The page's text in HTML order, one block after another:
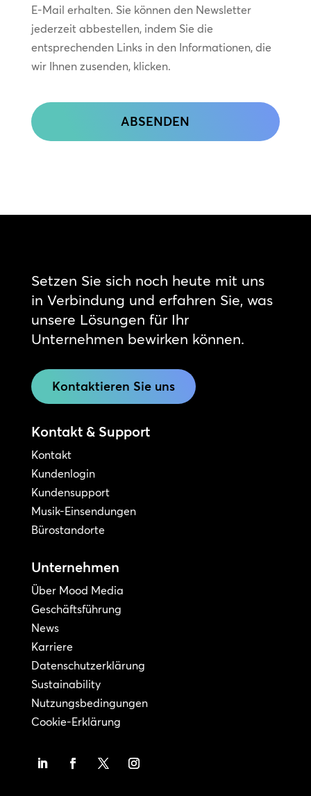
bleiben
E-Mail erhalten. Sie können den Newsletter
jederzeit abbestellen, indem Sie die
entsprechenden Links in den Informationen, die
wir Ihnen zusenden, klicken.
Setzen Sie sich noch heute mit uns
in Verbindung und erfahren Sie, was
unsere Lösungen für Ihr
Unternehmen bewirken können.
Kontaktieren Sie uns
Kontakt & Support
Kontakt
Kundenlogin
Kundensupport
Musik-Einsendungen
Bürostandorte
Unternehmen
Über Mood Media
Geschäftsführung
News
Karriere
Datenschutzerklärung
Sustainability
Nutzungsbedingungen
Cookie-Erklärung